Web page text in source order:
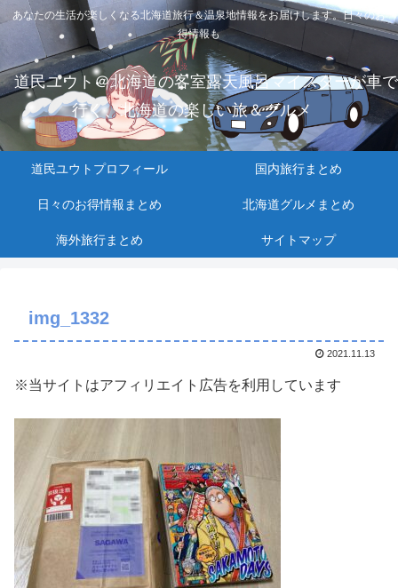
あなたの生活が楽しくなる北海道旅行＆温泉地情報をお届けします。日々のお
得情報も
道民ユウト＠北海道の客室露天風呂マイスターが車で
行く、北海道の楽しい旅＆グルメ
道民ユウトプロフィール 国内旅行まとめ
日々のお得情報まとめ 北海道グルメまとめ
海外旅行まとめ サイトマップ
img_1332
2021.11.13
※当サイトはアフィリエイト広告を利用しています